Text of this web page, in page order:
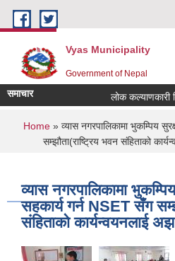
Skip to main content
Vyas Municipality
Government of Nepal
समाचार लोक कल्याणकारी
You are here
Home» व्यास नगरपालिकामा भुकम्पिय
सम्झौता(राष्ट्रिय भवन संहिताको
व्यास नगरपालिकामा
सहकार्य गर्न NSET सँग
संहिताको कार्यन्वयनलाई